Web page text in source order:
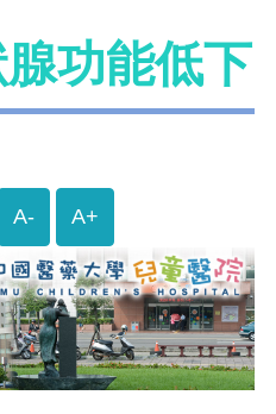
功能低下
A- A+